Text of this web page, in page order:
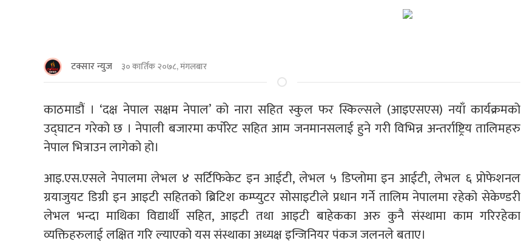
टक्सार न्युज ३० कार्तिक २०७८, मंगलबार
काठमाडौं । ‘दक्ष नेपाल सक्षम नेपाल’ को नारा सहित स्कुल फर स्किल्सले (आइएसएस) नयाँ कार्यक्रमको
उद्घाटन गरेको छ । नेपाली बजारमा कर्पोरेट सहित आम जनमानसलाई हुने गरी विभिन्न अन्तर्राष्ट्रिय तालिमहरु
नेपाल भित्राउन लागेको हो।
आइ.एस.एसले नेपालमा लेभल ४ सर्टिफिकेट इन आईटी, लेभल ५ डिप्लोमा इन आईटी, लेभल ६ प्रोफेशनल
ग्रयाजुयट डिग्री इन आइटी सहितको ब्रिटिश कम्प्युटर सोसाइटीले प्रधान गर्ने तालिम नेपालमा रहेको सेकेण्डरी
लेभल भन्दा माथिका विद्यार्थी सहित, आइटी तथा आइटी बाहेकका अरु कुनै संस्थामा काम गरिरहेका
व्यक्तिहरुलाई लक्षित गरि ल्याएको यस संस्थाका अध्यक्ष इन्जिनियर पंकज जलनले बताए।